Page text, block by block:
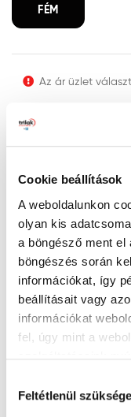
Cookie beállítások
A weboldalunkon
olyan kis
a böngésző ment
böngészés során
információkat, így
beállításait vagy
információkat
fel, úgy mint a
szabott ajánlatok
elemzése. A
kiválasztása
Feltétlenül
FÉM
Az ár üzlet
EAN-KÓD:8595026015722
GYÁRTÓ:Progold
Technikai
Alapadatok